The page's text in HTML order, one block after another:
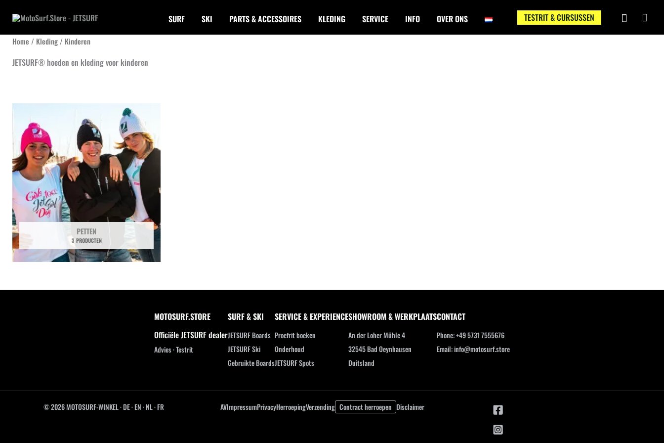
naar
de
SURF SKI PARTS & ACCESSOIRES KLEDING SERVICE INFO OVER ONS TESTRIT & CURSUSSEN
Home / Kleding / Kinderen
JETSURF® hoeden en kleding voor kinderen
PETTEN
3 PRODUCTEN
MOTOSURF.STORE
Officiële JETSURF dealer
Advies · Testrit
SURF & SKI
JETSURF Boards
JETSURF Ski
Gebruikte Boards
SERVICE & EXPERIENCE
Proefrit boeken
Onderhoud
JETSURF Spots
SHOWROOM & WERKPLAATS
An der Loher Mühle 4
32545 Bad Oeynhausen
Duitsland
CONTACT
Phone: +49 5731 7555676
Email: info@motosurf.store
© 2026 MOTOSURF-WINKEL ·DE·EN·NL ·FR AVImpressumPrivacyHerroepingVerzending Contract herroepen Disclaimer